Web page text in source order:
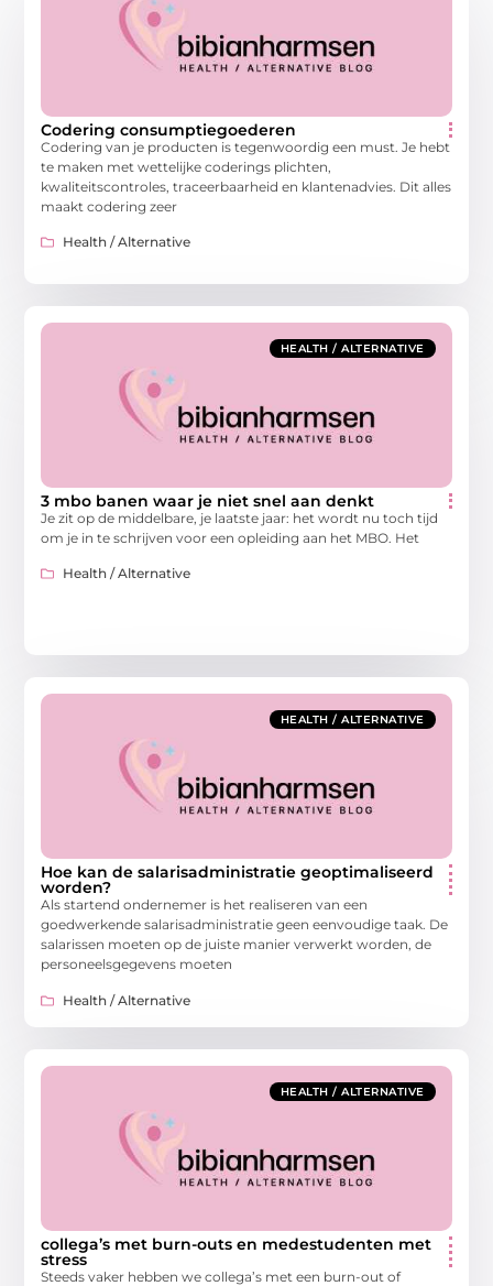
Codering consumptiegoederen
Codering van je producten is tegenwoordig een must. Je hebt
te maken met wettelijke coderings plichten,
kwaliteitscontroles, traceerbaarheid en klantenadvies. Dit alles
maakt codering zeer
Health / Alternative
HEALTH / ALTERNATIVE
3 mbo banen waar je niet snel aan denkt
Je zit op de middelbare, je laatste jaar: het wordt nu toch tijd
om je in te schrijven voor een opleiding aan het MBO. Het
Health / Alternative
HEALTH / ALTERNATIVE
Hoe kan de salarisadministratie geoptimaliseerd
worden?
Als startend ondernemer is het realiseren van een
goedwerkende salarisadministratie geen eenvoudige taak. De
salarissen moeten op de juiste manier verwerkt worden, de
personeelsgegevens moeten
Health / Alternative
HEALTH / ALTERNATIVE
collega’s met burn-outs en medestudenten met
stress
Steeds vaker hebben we collega’s met een burn-out of